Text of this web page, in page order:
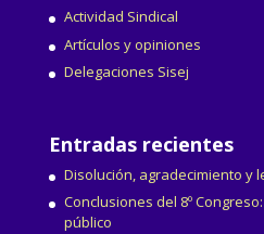
Actividad Sindical
Artículos y opiniones
Delegaciones Sisej
Entradas recientes
Disolución, agradecimiento y
Conclusiones del 8º
público